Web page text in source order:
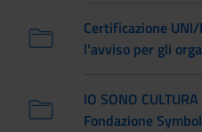
Certificazione
l'avviso per gli
IO SONO
Fondazione